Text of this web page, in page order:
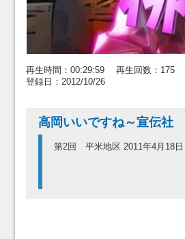
再生時間：00:29:59 再生回数：175
登録日：2012/10/26
高岡いいですね～宣伝
第2回 平米地区 2011年4月18日